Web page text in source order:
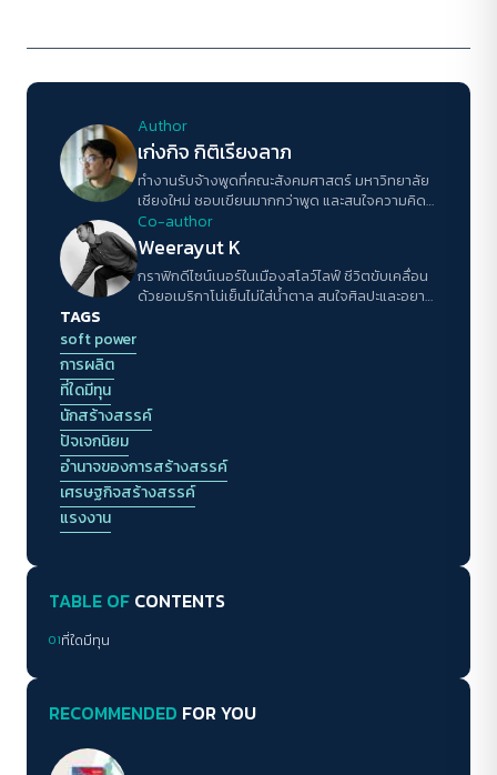
Author
เก่งกิจ กิติเรียงลาภ
ทำงานรับจ้างพูดที่คณะสังคมศาสตร์ มหาวิทยาลัย
เชียงใหม่ ชอบเขียนมากกว่าพูด และสนใจความคิด
สังคมนิยมและประเด็นแรงงาน
Co-author
Weerayut K
กราฟิกดีไซน์เนอร์ในเมืองสโลว์ไลฟ์ ชีวิตขับเคลื่อน
ด้วยอเมริกาโน่เย็นไม่ใส่น้ำตาล สนใจศิลปะและอยาก
TAGS
soft power
การผลิต
ที่ใดมีทุน
นักสร้างสรรค์
ปัจเจกนิยม
อำนาจของการสร้างสรรค์
เศรษฐกิจสร้างสรรค์
แรงงาน
TABLE OF CONTENTS
01ที่ใดมีทุน
RECOMMENDED FOR YOU